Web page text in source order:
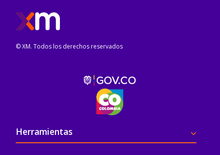
© XM. Todos los derechos reservados
Pie de página
Herramientas